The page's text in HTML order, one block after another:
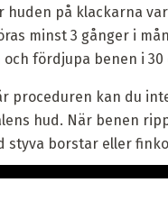
på klackarna
minst 3 gånger i
fördjupa benen i
proceduren kan du
hud. När benen
styva borstar eller